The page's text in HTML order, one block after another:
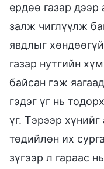
ердөө газар
залж чиглүүлж
явдлыг
газар нутгийн
байсан гэж
гэдэг үг нь
үг. Тэрээр
төдийлөн их
зүгээр л гараас